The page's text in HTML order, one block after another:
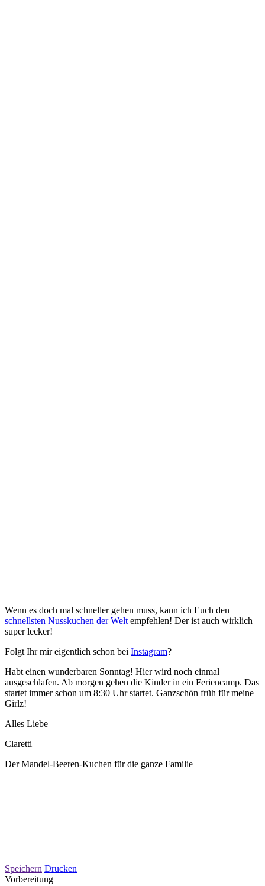
Wenn es doch mal schneller gehen muss, kann ich Euch den
schnellsten Nusskuchen der Welt empfehlen! Der ist auch wirklich
super lecker!
Folgt Ihr mir eigentlich schon bei Instagram?
Habt einen wunderbaren Sonntag! Hier wird noch einmal
ausgeschlafen. Ab morgen gehen die Kinder in ein Feriencamp. Das
startet immer schon um 8:30 Uhr startet. Ganzschön früh für meine
Girlz!
Alles Liebe
Claretti
Der Mandel-Beeren-Kuchen für die ganze Familie
Speichern Drucken
Vorbereitung